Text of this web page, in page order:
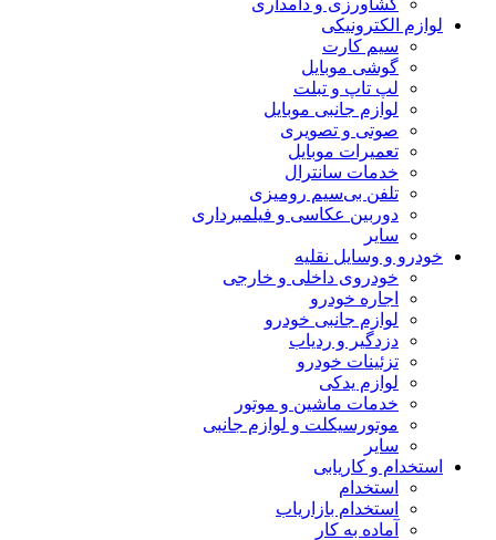
کشاورزی و دامداری
لوازم الکترونیکی
سیم کارت
گوشی موبایل
لپ تاپ و تبلت
لوازم جانبی موبایل
صوتی و تصویری
تعمیرات موبایل
خدمات سانترال
تلفن بی‌سیم رومیزی
دوربین عکاسی و فیلمبرداری
سایر
خودرو و وسایل نقلیه
خودروی داخلی و خارجی
اجاره خودرو
لوازم جانبی خودرو
دزدگیر و ردیاب
تزئینات خودرو
لوازم یدکی
خدمات ماشین و موتور
موتورسیکلت و لوازم جانبی
سایر
استخدام و کاریابی
استخدام
استخدام بازاریاب
آماده به کار